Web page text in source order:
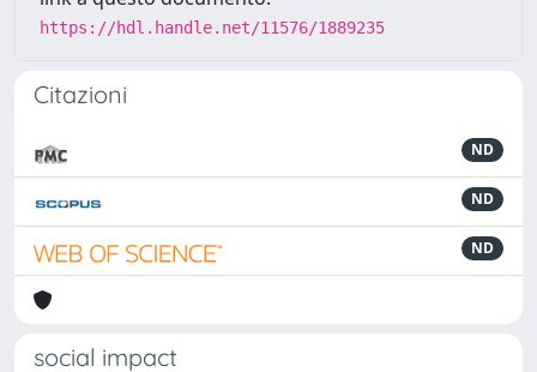
https://hdl.handle.net/11576/1889235
Citazioni
ND
ND
ND
social impact